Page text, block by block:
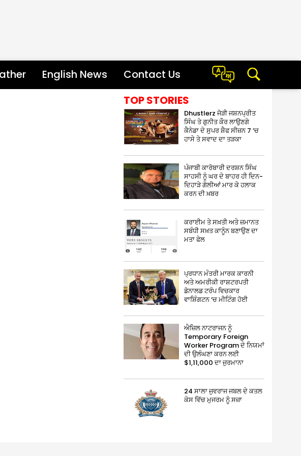
English News Contact Us
TOP STORIES
Dhustlerz ਜੋੜੀ ਜਸ਼ਨਪ੍ਰੀਤ
ਸਿੰਘ ਤੇ ਗੁਨੀਤ ਕੌਰ ਲਾਉਣਗੇ
ਕੈਨੇਡਾ ਦੇ ਸੁਪਰ ਸ਼ੈਫ ਸੀਜ਼ਨ 7 ‘ਚ
ਹਾਸੇ ਤੇ ਸਵਾਦ ਦਾ ਤੜਕਾ
ਪੰਜਾਬੀ ਕਾਰੋਬਾਰੀ ਦਰਸ਼ਨ ਸਿੰਘ
ਸਾਹਸੀ ਨੂੰ ਘਰ ਦੇ ਬਾਹਰ ਹੀ ਦਿਨ-
ਦਿਹਾੜੇ ਗੋਲੀਆਂ ਮਾਰ ਕੇ ਹਲਾਕ
ਕਰਨ ਦੀ ਖ਼ਬਰ
ਕਰਾਈਮ ਤੇ ਸਖ਼ਤੀ ਅਤੇ ਜ਼ਮਾਨਤ
ਸਬੰਧੀ ਸਖ਼ਤ ਕਾਨੂੰਨ ਬਣਾਉਣ ਦਾ
ਮਤਾ ਫੇਲ
ਪ੍ਰਧਾਨ ਮੰਤਰੀ ਮਾਰਕ ਕਾਰਨੀ
ਅਤੇ ਅਮਰੀਕੀ ਰਾਸ਼ਟਰਪਤੀ
ਡੋਨਾਲਡ ਟਰੰਪ ਵਿਚਕਾਰ
ਵਾਸ਼ਿੰਗਟਨ ‘ਚ ਮੀਟਿੰਗ ਹੋਈ
ਐਜ਼ਿਲ ਨਾਟਰਾਜਨ ਨੂੰ
Temporary Foreign
Worker Program ਦੇ ਨਿਯਮਾਂ
ਦੀ ਉਲੰਘਣਾ ਕਰਨ ਲਈ
$1,11,000 ਦਾ ਜੁਰਮਾਨਾ
24 ਸਾਲਾ ਜੁਵਰਾਜ ਜਬਲ ਦੇ ਕਤਲ
ਕੇਸ ਵਿੱਚ ਮੁਜਰਮ ਨੂੰ ਸਜ਼ਾ